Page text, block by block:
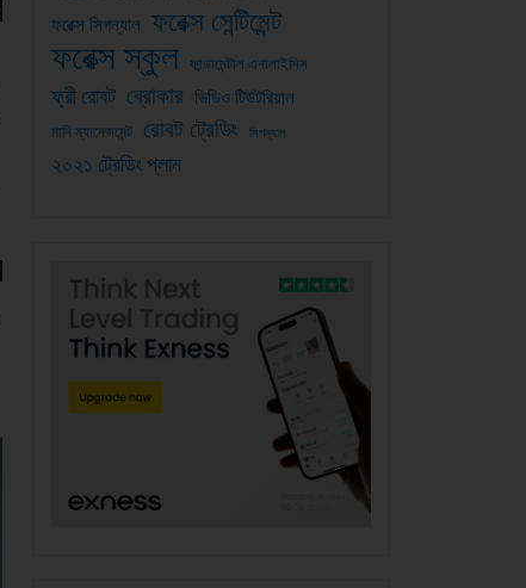
ফরেক্স সিগন্যাল ফরেক্স সেন্টিমেন্ট
ফরেক্স স্কুল ফান্ডামেন্টাল এনালাইসিস
ফ্রী রোবট ব্রোকার ভিডিও টিউটরিয়াল
মানি ম্যানেজমেন্ট রোবট ট্রেডিং সিগন্যাল
২০২১ ট্রেডিং প্লান